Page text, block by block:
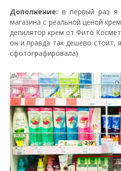
Дополнение: в первый раз я
магазина с реальной ценой
депилятор крем от Фито
он и правда так дешево стоит,
сфотографировала)